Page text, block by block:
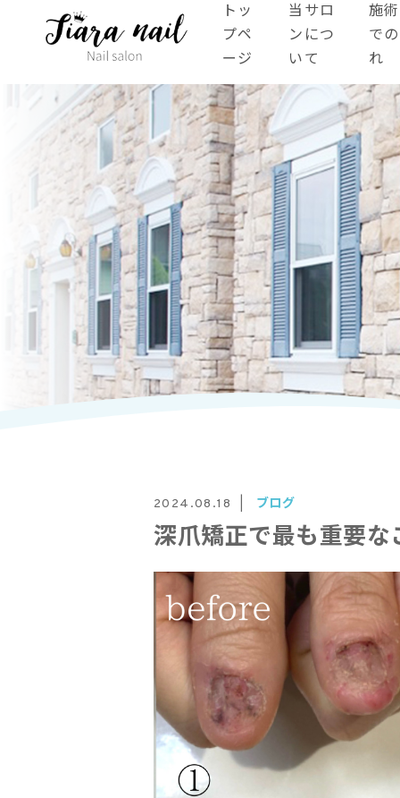
トッ
プペ
ージ
当サロ
ンにつ
いて
施
で
れ
2024.08.18 ブログ
深爪矯正で最も重要な